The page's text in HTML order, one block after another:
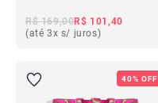
R$ 169,00R$ 101,40
(até 3x s/ juros)
40% OFF